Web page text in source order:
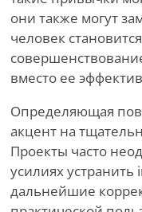
они также могут
человек
вместо ее
Определяющая
акцент на
Проекты часто
усилиях
дальнейшие